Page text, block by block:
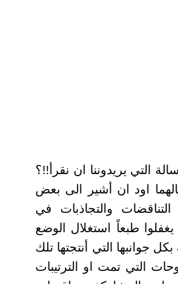
التي يريدوننا ان نقرأ!!؟
اود ان أشير الى بعض
والتجاذبات في
طبعاً استغلال الوضع
جوانبها التي أنتجتها تلك
التي تمت او الترتيبات